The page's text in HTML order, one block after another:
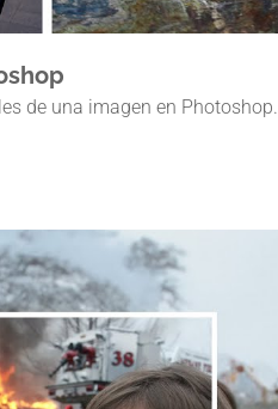
de una imagen en Photoshop.